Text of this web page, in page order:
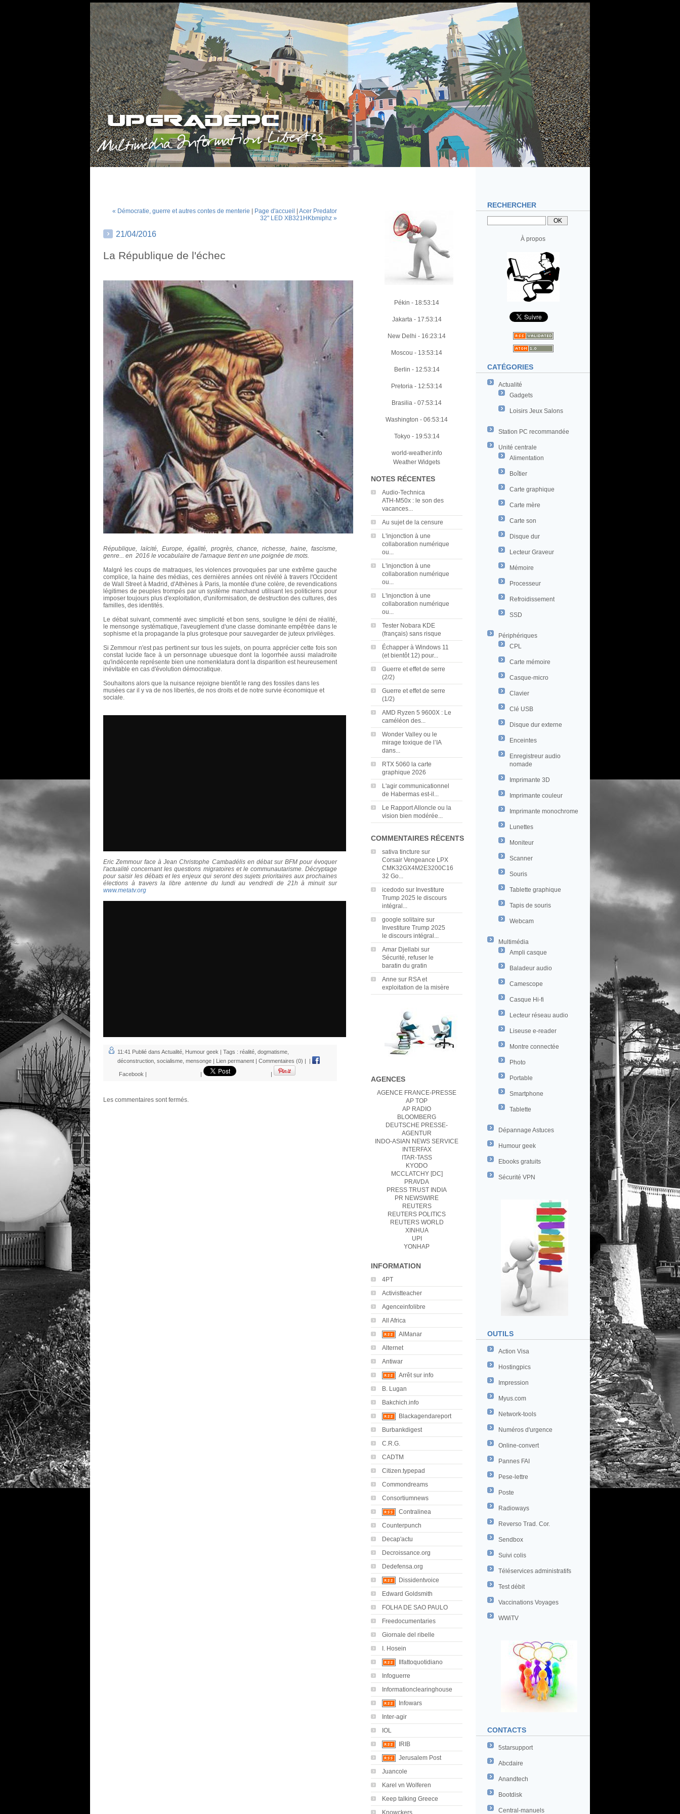
RECHERCHER
À propos
CATÉGORIES
Actualité
Gadgets
Loisirs Jeux Salons
Station PC recommandée
Unité centrale
Alimentation
Boîtier
Carte graphique
Carte mère
Carte son
Disque dur
Lecteur Graveur
Mémoire
Processeur
Refroidissement
SSD
Périphériques
CPL
Carte mémoire
Casque-micro
Clavier
Clé USB
Disque dur externe
Enceintes
Enregistreur audio
nomade
Imprimante 3D
Imprimante couleur
Imprimante monochrome
Lunettes
Moniteur
Scanner
Souris
Tablette graphique
Tapis de souris
Webcam
Multimédia
Ampli casque
Baladeur audio
Camescope
Casque Hi-fi
Lecteur réseau audio
Liseuse e-reader
Montre connectée
Photo
Portable
Smartphone
Tablette
Dépannage Astuces
Humour geek
Ebooks gratuits
Sécurité VPN
OUTILS
Action Visa
Hostingpics
Impression
Myus.com
Network-tools
Numéros d'urgence
Online-convert
Pannes FAI
Pese-lettre
Poste
Radioways
Reverso Trad. Cor.
Sendbox
Suivi colis
Téléservices administratifs
Test débit
Vaccinations Voyages
WWiTV
CONTACTS
5starsupport
Abcdaire
Anandtech
Bootdisk
Central-manuels
Pékin - 18:53:15
Jakarta- 17:53:15
New Delhi - 16:23:15
Moscou - 13:53:15
Berlin - 12:53:15
Pretoria - 12:53:15
Brasilia - 07:53:15
Washington - 06:53:15
Tokyo - 19:53:15
world-weather.info
Weather Widgets
NOTES RÉCENTES
Audio‑Technica
ATH‑M50x : le son des
vacances...
Au sujet de la censure
L'injonction à une
collaboration numérique
ou...
L'injonction à une
collaboration numérique
ou...
L'injonction à une
collaboration numérique
ou...
Tester Nobara KDE
(français) sans risque
Échapper à Windows 11
(et bientôt 12) pour...
Guerre et effet de serre
(2/2)
Guerre et effet de serre
(1/2)
AMD Ryzen 5 9600X : Le
caméléon des...
Wonder Valley ou le
mirage toxique de l’IA
dans...
RTX 5060 la carte
graphique 2026
L'agir communicationnel
de Habermas est-il...
Le Rapport Alloncle ou la
vision bien modérée...
COMMENTAIRES RÉCENTS
sativa tincture sur
Corsair Vengeance LPX
CMK32GX4M2E3200C16
32 Go...
icedodo sur Investiture
Trump 2025 le discours
intégral...
google solitaire sur
Investiture Trump 2025
le discours intégral...
Amar Djellabi sur
Sécurité, refuser le
baratin du gratin
Anne sur RSA et
exploitation de la misère
AGENCES
AGENCE FRANCE-PRESSE
AP TOP
AP RADIO
BLOOMBERG
DEUTSCHE PRESSE-
AGENTUR
INDO-ASIAN NEWS SERVICE
INTERFAX
ITAR-TASS
KYODO
MCCLATCHY [DC]
PRAVDA
PRESS TRUST INDIA
PR NEWSWIRE
REUTERS
REUTERS POLITICS
REUTERS WORLD
XINHUA
UPI
YONHAP
INFORMATION
4PT
Activistteacher
Agenceinfolibre
All Africa
AlManar
Alternet
Antiwar
Arrêt sur info
B. Lugan
Bakchich.info
Blackagendareport
Burbankdigest
C.R.G.
CADTM
Citizen.typepad
Commondreams
Consortiumnews
Contralinea
Counterpunch
Decap'actu
Decroissance.org
Dedefensa.org
Dissidentvoice
Edward Goldsmith
FOLHA DE SAO PAULO
Freedocumentaries
Giornale del ribelle
I. Hosein
Ilfattoquotidiano
Infoguerre
Informationclearinghouse
Infowars
Inter-agir
IOL
IRIB
Jerusalem Post
Juancole
Karel vn Wolferen
Keep talking Greece
Knowckers
« Démocratie, guerre et autres contes de menterie Page d'accueil
Acer Predator
32" LED XB321HKbmiphz »
21/04/2016
La République de l'échec
République, laïcité, Europe, égalité, progrès, chance, richesse, haine, fascisme,
genre... en 2016 le vocabulaire de l'arnaque tient en une poignée de mots.
Malgré les coups de matraques, les violences provoquées par une extrême gauche
complice, la haine des médias, ces dernières années ont révélé à travers l'Occident
de Wall Street à Madrid, d'Athènes à Paris, la montée d'une colère, de revendications
légitimes de peuples trompés par un système marchand utilisant les politiciens pour
imposer toujours plus d'exploitation, d'uniformisation, de destruction des cultures, des
familles, des identités.
Le débat suivant, commenté avec simplicité et bon sens, souligne le déni de réalité,
le mensonge systématique, l'aveuglement d'une classe dominante empêtrée dans le
sophisme et la propagande la plus grotesque pour sauvegarder de juteux privilèges.
Si Zemmour n'est pas pertinent sur tous les sujets, on pourra apprécier cette fois son
constat lucide face à un personnage ubuesque dont la logorrhée aussi maladroite
qu'indécente représente bien une nomenklatura dont la disparition est heureusement
inévitable en cas d'évolution démocratique.
Souhaitons alors que la nuisance rejoigne bientôt le rang des fossiles dans les
musées car il y va de nos libertés, de nos droits et de notre survie économique et
sociale.
Eric Zemmour face à Jean Christophe Cambadélis en débat sur BFM pour évoquer
l'actualité concernant les questions migratoires et le communautarisme. Décryptage
pour saisir les débats et les enjeux qui seront des sujets prioritaires aux prochaines
élections à travers la libre antenne du lundi au vendredi de 21h à minuit sur
www.metatv.org
11:41 Publié dans Actualité Humour geek | Tags : réalité dogmatisme
déconstruction socialisme mensonge | Lien permanent | Commentaires (0) | |
Facebook | | |
Les commentaires sont fermés.